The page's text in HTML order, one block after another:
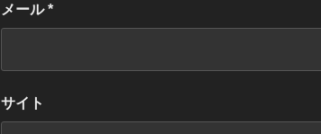
メール*
サイト